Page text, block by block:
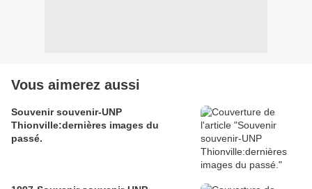
Vous aimerez aussi
Souvenir souvenir-UNP
Thionville:dernières images du
passé.